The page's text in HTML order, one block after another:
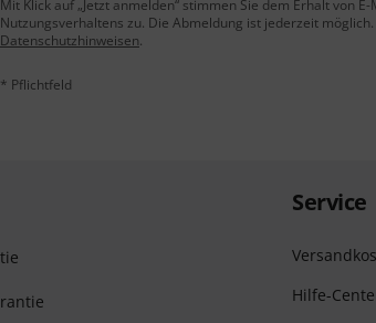
Mit Klick auf „Jetzt anmelden“ stimmen Sie dem Erhalt von
Nutzungsverhaltens zu. Die Abmeldung ist jederzeit
Datenschutzhinweisen.
* Pflichtfeld
Service
Hilfe-